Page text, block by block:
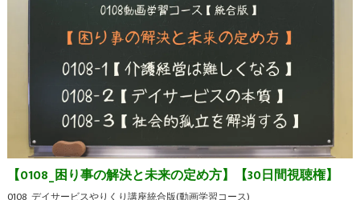
【0108_困り事の解決と未来の定め方】【30日間視聴権】